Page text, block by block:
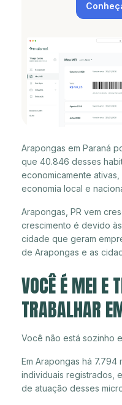
Arapongas em Paraná
que 40.846 desses
economicamente
economia local e
Arapongas, PR vem
crescimento é devido
cidade que geram
de Arapongas e as
VOCÊ É MEI E
TRABALHAR
Você não está sozinho
Em Arapongas há
individuais registrados,
de atuação desses